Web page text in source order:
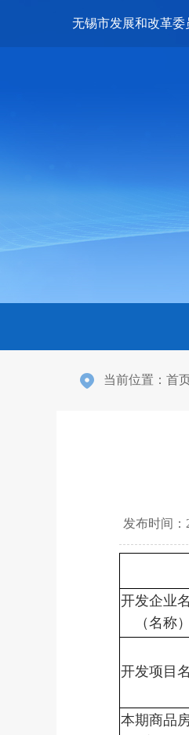
无锡市发展和改革委
当前位置： 首
发布时间
开发企业
（名称）
开发项目
本期商品